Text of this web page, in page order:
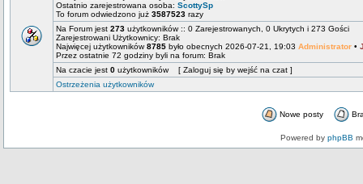
Ostatnio zarejestrowana osoba: ScottySp
To forum odwiedzono już 3587523 razy
Na Forum jest 273 użytkowników :: 0 Zarejestrowanych, 0 Ukrytych i 273 Gości
Zarejestrowani Użytkownicy: Brak
Najwięcej użytkowników8785 było obecnych 2026-07-21, 19:03 Administrator •
Przez ostatnie 72 godziny byli na forum: Brak
Na czacie jest 0 użytkowników [ Zaloguj się by wejść na czat ]
Ostrzeżenia użytkowników
Nowe posty
Powered by phpBB